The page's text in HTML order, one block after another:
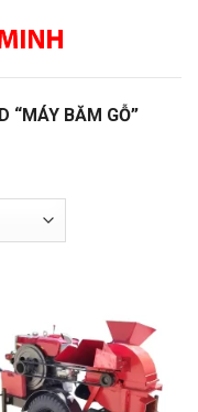
“MÁY BĂM GỖ”